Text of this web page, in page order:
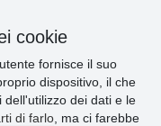
cookie
fornisce il suo
dispositivo, il che
dell'utilizzo dei dati e le
di farlo , ma ci farebbe